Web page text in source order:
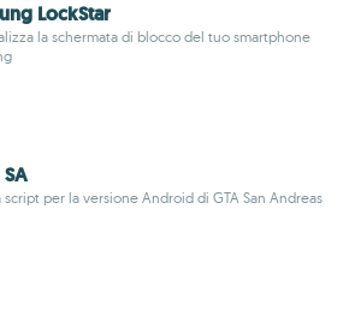
LockStar
la schermata di blocco del tuo smartphone
SA
script per la versione Android di GTA San Andreas